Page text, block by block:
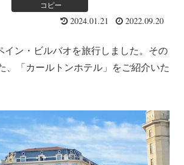
コピー
2024.01.21 2022.09.20
イン・ビルバオを旅行しました。その
、「カールトンホテル」をご紹介いた